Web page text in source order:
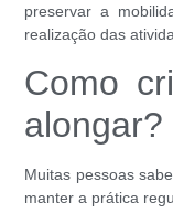
preservar a
realização das
Como
alongar?
Muitas pessoas
manter a prática